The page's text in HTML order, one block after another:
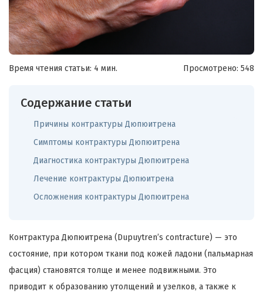
Время чтения статьи: 4 мин. Просмотрено: 548
Содержание статьи
Причины контрактуры Дюпюитрена
Симптомы контрактуры Дюпюитрена
Диагностика контрактуры Дюпюитрена
Лечение контрактуры Дюпюитрена
Осложнения контрактуры Дюпюитрена
Контрактура Дюпюитрена (Dupuytren’s contracture) — это
состояние, при котором ткани под кожей ладони (пальмарная
фасция) становятся толще и менее подвижными. Это
приводит к образованию утолщений и узелков, а также к